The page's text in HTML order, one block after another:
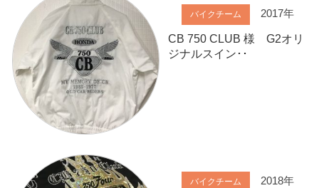
バイクチーム 2017年
CB 750 CLUB 様 G2オリ
ジナルスイン･･
バイクチーム 2018年